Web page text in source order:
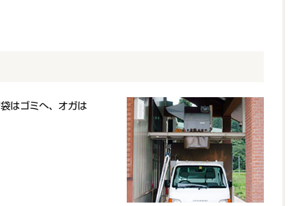
はゴミへ、オガは